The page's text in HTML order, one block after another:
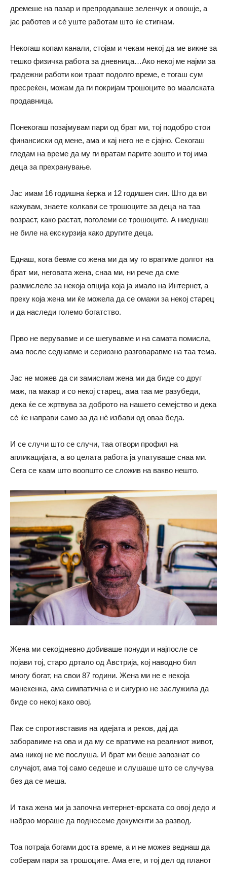
дремеше на пазар и препродаваше зеленчук и овошје, а
јас работев и сè уште работам што ќе стигнам.
Некогаш копам канали, стојам и чекам некој да ме викне за
тешко физичка работа за дневница…Ако некој ме најми за
градежни работи кои траат подолго време, е тогаш сум
пресреќен, можам да ги покријам трошоците во маалската
продавница.
Понекогаш позајмувам пари од брат ми, тој подобро стои
финансиски од мене, ама и кај него не е сјајно. Секогаш
гледам на време да му ги вратам парите зошто и тој има
деца за прехранување.
Јас имам 16 годишна ќерка и 12 годишен син. Што да ви
кажувам, знаете колкави се трошоците за деца на таа
возраст, како растат, поголеми се трошоците. А ниеднаш
не биле на екскурзија како другите деца.
Еднаш, кога бевме со жена ми да му го вратиме долгот на
брат ми, неговата жена, снаа ми, ни рече да сме
размислеле за некоја опција која ја имало на Интернет, а
преку која жена ми ќе можела да се омажи за некој старец
и да наследи големо богатство.
Прво не верувавме и се шегувавме и на самата помисла,
ама после седнавме и сериозно разговаравме на таа тема.
Јас не можев да си замислам жена ми да биде со друг
маж, па макар и со некој старец, ама таа ме разубеди,
дека ќе се жртвува за доброто на нашето семејство и дека
сè ќе направи само за да нè избави од оваа беда.
И се случи што се случи, таа отвори профил на
апликацијата, а во целата работа ја упатуваше снаа ми.
Сега се каам што воопшто се сложив на вакво нешто.
Жена ми секојдневно добиваше понуди и најпосле се
појави тој, старо дртало од Австрија, кој наводно бил
многу богат, на свои 87 години. Жена ми не е некоја
манекенка, ама симпатична е и сигурно не заслужила да
биде со некој како овој.
Пак се спротивставив на идејата и реков, дај да
заборавиме на ова и да му се вратиме на реалниот живот,
ама никој не ме послуша. И брат ми беше запознат со
случајот, ама тој само седеше и слушаше што се случува
без да се меша.
И така жена ми ја започна интернет-врската со овој дедо и
набрзо мораше да поднесеме документи за развод.
Тоа потраја богами доста време, а и не можев веднаш да
соберам пари за трошоците. Ама ете, и тој дел од планот